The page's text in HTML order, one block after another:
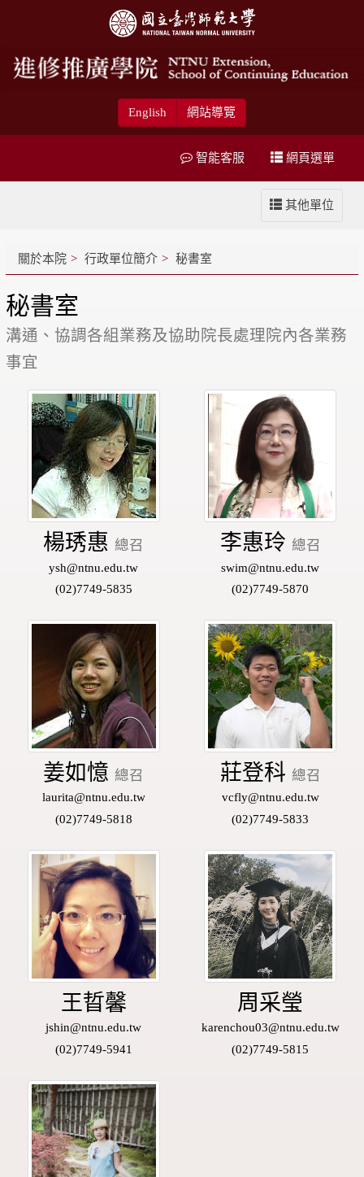
English 網站導覽
網頁選單
智能客服
其他單位
關於本院 行政單位簡介 秘書室
秘書室
溝通、協調各組業務及協助院長處理院內各業務
事宜
楊琇惠 總召
ysh@ntnu.edu.tw
(02)7749-5835
李惠玲 總召
swim@ntnu.edu.tw
(02)7749-5870
姜如憶 總召
laurita@ntnu.edu.tw
(02)7749-5818
莊登科 總召
vcfly@ntnu.edu.tw
(02)7749-5833
王晢馨
jshin@ntnu.edu.tw
(02)7749-5941
周采瑩
karenchou03@ntnu.edu.tw
(02)7749-5815